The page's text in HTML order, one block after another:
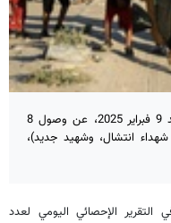
أعلنت وزارة الصحة الفلسطينية، اليوم الأحد 9 فبراير 2025، عن وصول 8
إلى مستشفيات قطاع غزة، منهم 7 شهداء انتشال، وشهيد جديد)،
الإحصائي اليومي لعدد